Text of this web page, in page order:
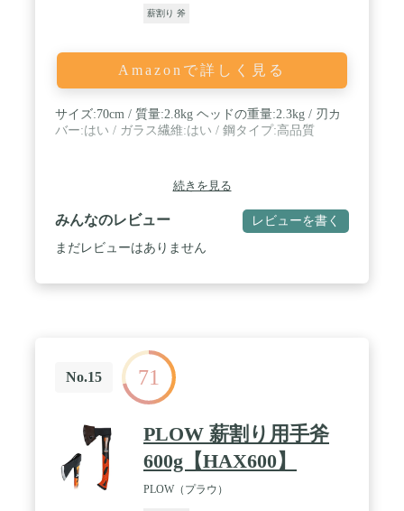
薪割り 斧
Amazonで詳しく見る
サイズ:70cm / 質量:2.8kg ヘッドの重量:2.3kg / 刃カ
バー:はい / ガラス繊維:はい / 鋼タイプ:高品質
続きを見る
みんなのレビュー レビューを書く
まだレビューはありません
No.15 71
PLOW 薪割り用手斧
600g【HAX600】
PLOW（プラウ）